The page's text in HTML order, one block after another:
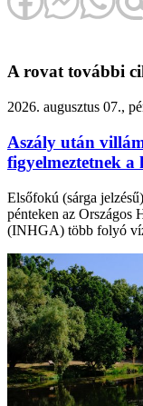
A rovat további
2026. augusztus 07.,
Aszály után
figyelmeztetnek
Elsőfokú (sárga
pénteken az Országos
(INHGA) több folyó